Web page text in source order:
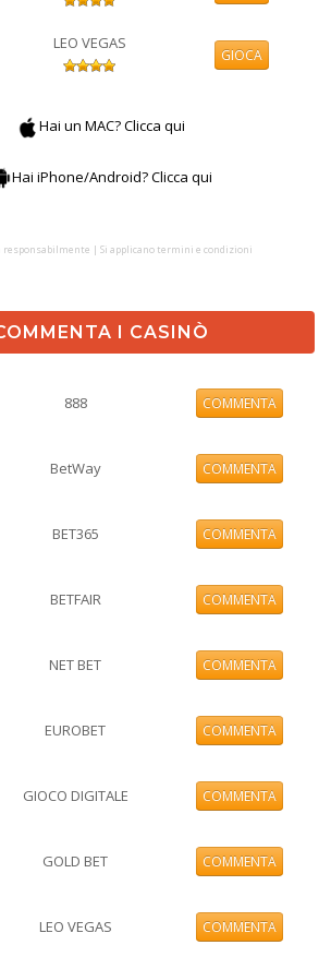
LEO VEGAS
GIOCA
Hai un MAC? Clicca qui
Hai iPhone/Android? Clicca qui
responsabilmente | Si applicano termini e condizioni
I CASINÒ
888 COMMENTA
BetWay COMMENTA
BET365 COMMENTA
BETFAIR COMMENTA
NET BET COMMENTA
EUROBET COMMENTA
GIOCO DIGITALE COMMENTA
GOLD BET COMMENTA
LEO VEGAS COMMENTA